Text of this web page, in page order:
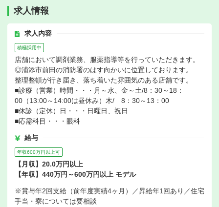
求人情報
求人内容
積極採用中
店舗において調剤業務、服薬指導等を行っていただきます。
◎浦添市前田の消防署のはす向かいに位置しております。
整理整頓が行き届き、落ち着いた雰囲気のある店舗です。
■診療（営業）時間・・・月～水、金～土/8：30～18：
00（13:00～14:00は昼休み）木/ 8：30～13：00
■休診（定休）日・・・日曜日、祝日
■応需科目・・・眼科
給与
年収600万円以上可
【月収】20.0万円以上
【年収】440万円～600万円以上 モデル
※賞与年2回支給（前年度実績4ヶ月）／昇給年1回あり／住宅
手当・寮については要相談